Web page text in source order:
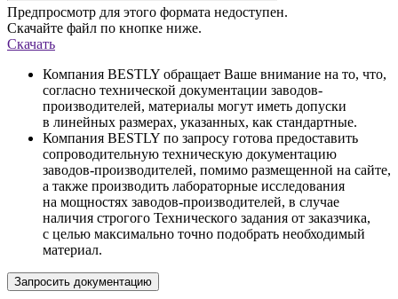
Предпросмотр для этого формата недоступен.
Скачайте файл по кнопке ниже.
Скачать
Компания BESTLY обращает Ваше внимание на то, что,
согласно технической документации заводов-
производителей, материалы могут иметь допуски
в линейных размерах, указанных, как стандартные.
Компания BESTLY по запросу готова предоставить
сопроводительную техническую документацию
заводов-производителей, помимо размещенной на сайте,
а также производить лабораторные исследования
на мощностях заводов-производителей, в случае
наличия строгого Технического задания от заказчика,
с целью максимально точно подобрать необходимый
материал.
Запросить документацию